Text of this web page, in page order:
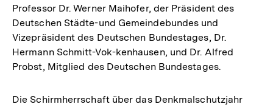
Professor Dr. Werner Maihofer, der Präsident des
Deutschen Städte-und Gemeindebundes und
Vizepräsident des Deutschen Bundestages, Dr.
Hermann Schmitt-Vok-kenhausen, und Dr. Alfred
Probst, Mitglied des Deutschen Bundestages.
Die Schirmherrschaft über das Denkmalschutzjahr